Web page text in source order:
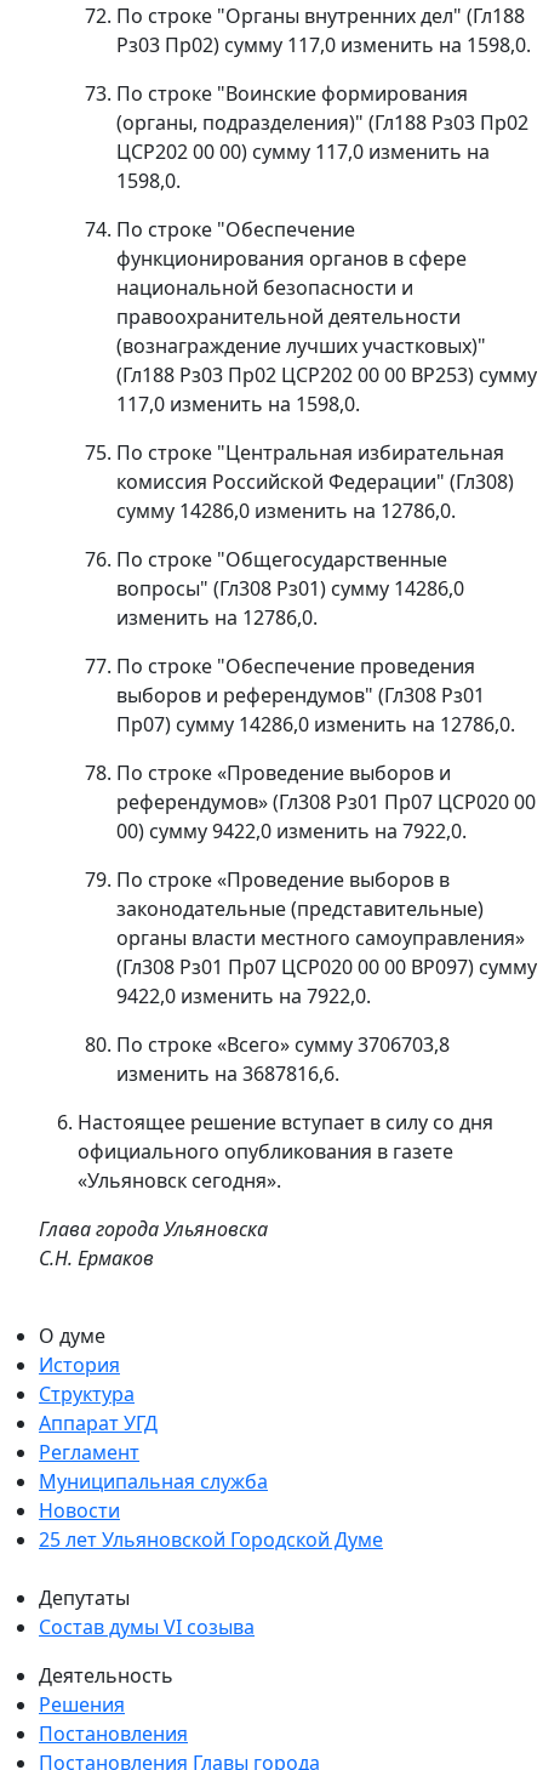
По строке "Органы внутренних дел" (Гл188
Рз03 Пр02) сумму 117,0 изменить на 1598,0.
По строке "Воинские формирования
(органы, подразделения)" (Гл188 Рз03 Пр02
ЦСР202 00 00) сумму 117,0 изменить на
1598,0.
По строке "Обеспечение
функционирования органов в сфере
национальной безопасности и
правоохранительной деятельности
(вознаграждение лучших участковых)"
(Гл188 Рз03 Пр02 ЦСР202 00 00 ВР253) сумму
117,0 изменить на 1598,0.
По строке "Центральная избирательная
комиссия Российской Федерации" (Гл308)
сумму 14286,0 изменить на 12786,0.
По строке "Общегосударственные
вопросы" (Гл308 Рз01) сумму 14286,0
изменить на 12786,0.
По строке "Обеспечение проведения
выборов и референдумов" (Гл308 Рз01
Пр07) сумму 14286,0 изменить на 12786,0.
По строке «Проведение выборов и
референдумов» (Гл308 Рз01 Пр07 ЦСР020 00
00) сумму 9422,0 изменить на 7922,0.
По строке «Проведение выборов в
законодательные (представительные)
органы власти местного самоуправления»
(Гл308 Рз01 Пр07 ЦСР020 00 00 ВР097) сумму
9422,0 изменить на 7922,0.
По строке «Всего» сумму 3706703,8
изменить на 3687816,6.
Настоящее решение вступает в силу со дня
официального опубликования в газете
«Ульяновск сегодня».
Глава города Ульяновска
С.Н. Ермаков
О думе
История
Структура
Аппарат УГД
Регламент
Муниципальная служба
Новости
25 лет Ульяновской Городской Думе
Депутаты
Состав думы VI созыва
Деятельность
Решения
Постановления
Постановления Главы города